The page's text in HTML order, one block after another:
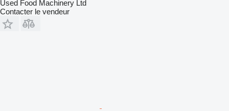
Used Food Machinery Ltd
Contacter le vendeur